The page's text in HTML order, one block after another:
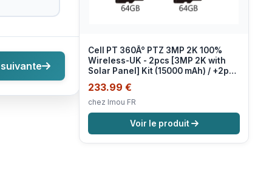
Cell PT 360Â° PTZ 3MP 2K 100%
Wireless-UK - 2pcs [3MP 2K with
Solar Panel] Kit (15000 mAh) / +2pcs
233.99 €
chez Imou FR
Voir le produit